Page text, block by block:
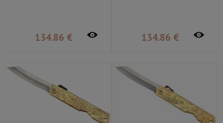
134.86 € 134.86 €